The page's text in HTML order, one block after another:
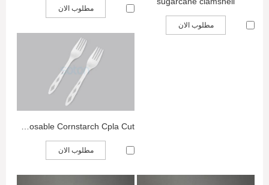
مطلوب الان
مطلوب الان
Biodegradable Disposable Cornstarch Cpla Cut...
مطلوب الان